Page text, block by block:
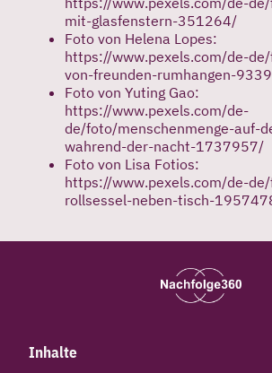
mit-glasfenstern-351264/
Foto von Helena Lopes:
https://www.pexels.com/de-
von-freunden-rumhangen-
Foto von Yuting Gao:
https://www.pexels.com/de-
de/foto/menschenmenge-auf-
wahrend-der-nacht-1737957/
Foto von Lisa Fotios:
https://www.pexels.com/de-
rollsessel-neben-tisch-
Inhalte